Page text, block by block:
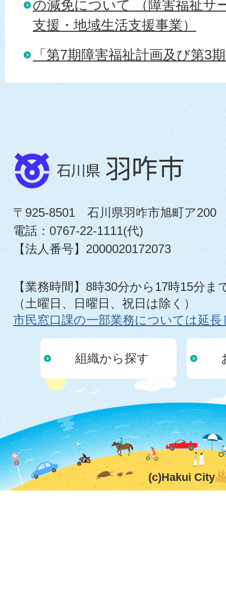
の減免について （障害福祉サ
支援・地域生活支援事業）
「第7期障害福祉計画及び第3
〒925-8501 石川県羽咋市旭町ア200
電話：0767-22-1111(代)
【法人番号】2000020172073
【業務時間】8時30分から17時15分ま
（土曜日、日曜日、祝日は除く）
市民窓口課の一部業務については延
組織から探す
(c)Hakui City